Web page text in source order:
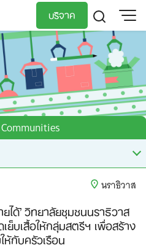
บริจาค
TH
EN
นราธิวาส
ยได้’ วิทยาลัยชุมชนนราธิวาส
บเสื้อให้กลุ่มสตรีฯ เพื่อสร้าง
ห้กับครัวเรือน